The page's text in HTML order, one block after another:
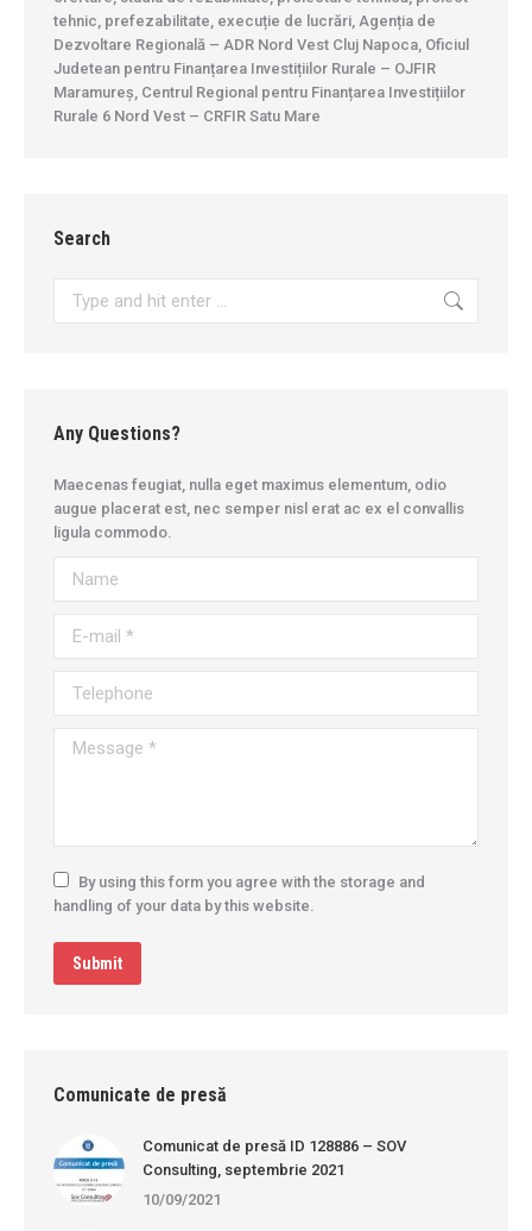
tehnic, prefezabilitate, execuție de lucrări, Agenția de
Dezvoltare Regională – ADR Nord Vest Cluj Napoca, Oficiul
Judetean pentru Finanțarea Investițiilor Rurale – OJFIR
Maramureș, Centrul Regional pentru Finanțarea Investițiilor
Rurale 6 Nord Vest – CRFIR Satu Mare
Search
Any Questions?
Maecenas feugiat, nulla eget maximus elementum, odio
augue placerat est, nec semper nisl erat ac ex el convallis
ligula commodo.
Name
E-mail *
Telephone
Message *
By using this form you agree with the storage and
handling of your data by this website.
Submit
Comunicate de presă
Comunicat de presă ID 128886 – SOV
Consulting, septembrie 2021
10/09/2021